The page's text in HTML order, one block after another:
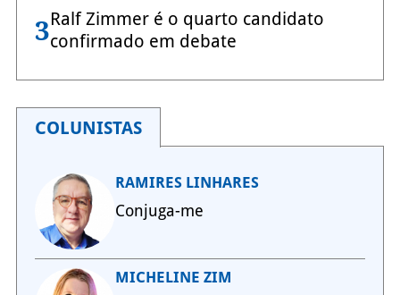
3Ralf Zimmer é o quarto candidato
confirmado em debate
COLUNISTAS
RAMIRES LINHARES
Conjuga-me
MICHELINE ZIM